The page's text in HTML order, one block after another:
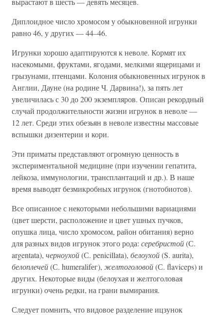
Диплоидное число хромосом у обыкновенной игрунки
равно 46, у других — 44–46.
Игрунки хорошо адаптируются к неволе. Кормят их
насекомыми, фруктами, ягодами, мелкими ящерицами и
грызунами, птенцами. Колония обыкновенных игрунок в
Англии, Дауне (на родине Ч. Дарвина!), за пять лет
увеличилась с 30 до 200 экземпляров. Описан рекордный
случай продолжительности жизни игрунок в неволе —
12 лет. Среди этих обезьян в неволе известны массовые
вспышки дизентерии и кори.
Эти приматы представляют огромную ценность в
экспериментальной медицине (при изучении гепатита,
лейкоза, иммунологии, трансплантаций и др.). В наше
время выводят безмикробных игрунок (гнотобиотов).
Все описанное с некоторыми небольшими вариациями
(цвет шерсти, расположение и цвет ушных пучков,
опушка лица, число хромосом, район обитания) верно
для разных видов игрунок этого рода: серебристой(С.
argentata), черноухой(С. penicillata), белоухой(S. aurita),
белоплечей(С. humeralifег), желтоголовой(С. flaviceps) и
других. Некоторые виды (белоухая и желтоголовая
игрунки) очень редки, на грани вымирания.
Следует помнить, что видовое разделение ицзунок